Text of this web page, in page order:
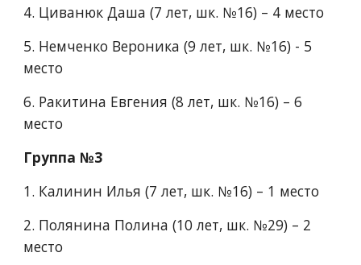
4.​ Циванюк Даша (7 лет, шк. №16) – 4 место
5.​ Немченко Вероника (9 лет, шк. №16) - 5
место
6. Ракитина Евгения (8 лет, шк. №16) – 6
место
Группа №3
1.​ Калинин Илья (7 лет, шк. №16) – 1 место
2.​ Полянина Полина (10 лет, шк. №29) – 2
место